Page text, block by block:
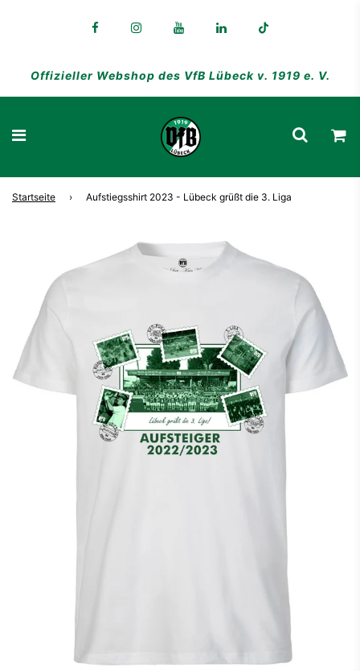
Offizieller Webshop des VfB Lübeck v. 1919 e. V.
Startseite › Aufstiegsshirt 2023 - Lübeck grüßt die 3. Liga